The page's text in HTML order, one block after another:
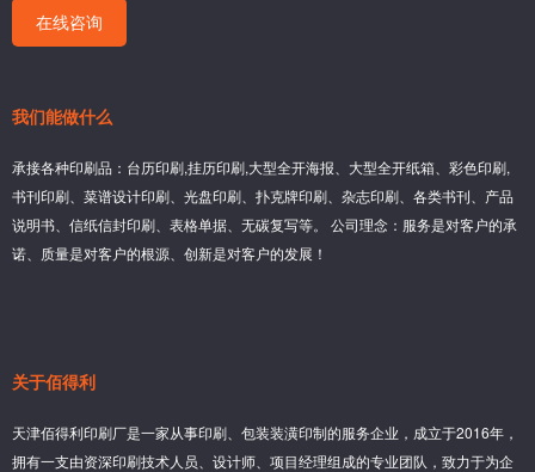
在线咨询
我们能做什么
承接各种印刷品：台历印刷,挂历印刷,大型全开海报、大型全开纸箱、彩色印刷,
书刊印刷、菜谱设计印刷、光盘印刷、扑克牌印刷、杂志印刷、各类书刊、产品
说明书、信纸信封印刷、表格单据、无碳复写等。 公司理念：服务是对客户的承
诺、质量是对客户的根源、创新是对客户的发展！
关于佰得利
天津佰得利印刷厂是一家从事印刷、包装装潢印制的服务企业，成立于2016年，
拥有一支由资深印刷技术人员、设计师、项目经理组成的专业团队，致力于为企